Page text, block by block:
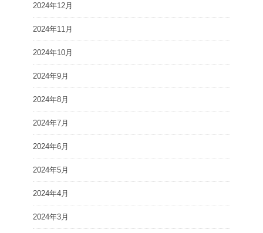
2024年12月
2024年11月
2024年10月
2024年9月
2024年8月
2024年7月
2024年6月
2024年5月
2024年4月
2024年3月